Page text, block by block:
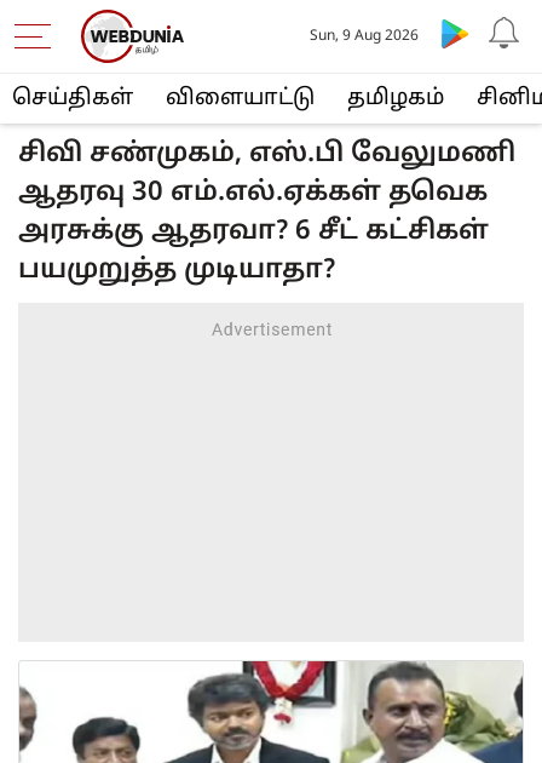
செய்திகள் விளையா‌ட்டு த‌மிழக‌ம்
Sun, 9 Aug 2026
சிவி சண்முகம், எஸ்.பி வேலுமணி
ஆதரவு 30 எம்.எல்.ஏக்கள் தவெக
அரசுக்கு ஆதரவா? 6 சீட் கட்சிகள்
பயமுறுத்த முடியாதா?